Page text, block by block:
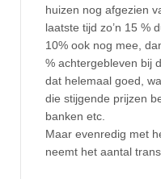
huizen nog afgezien
laatste tijd zo’n 15 %
10% ook nog mee,
% achtergebleven bij
dat helemaal goed,
die stijgende prijzen
banken etc.
Maar evenredig met
neemt het aantal